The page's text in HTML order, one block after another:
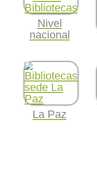
Nivel
nacional
La Paz